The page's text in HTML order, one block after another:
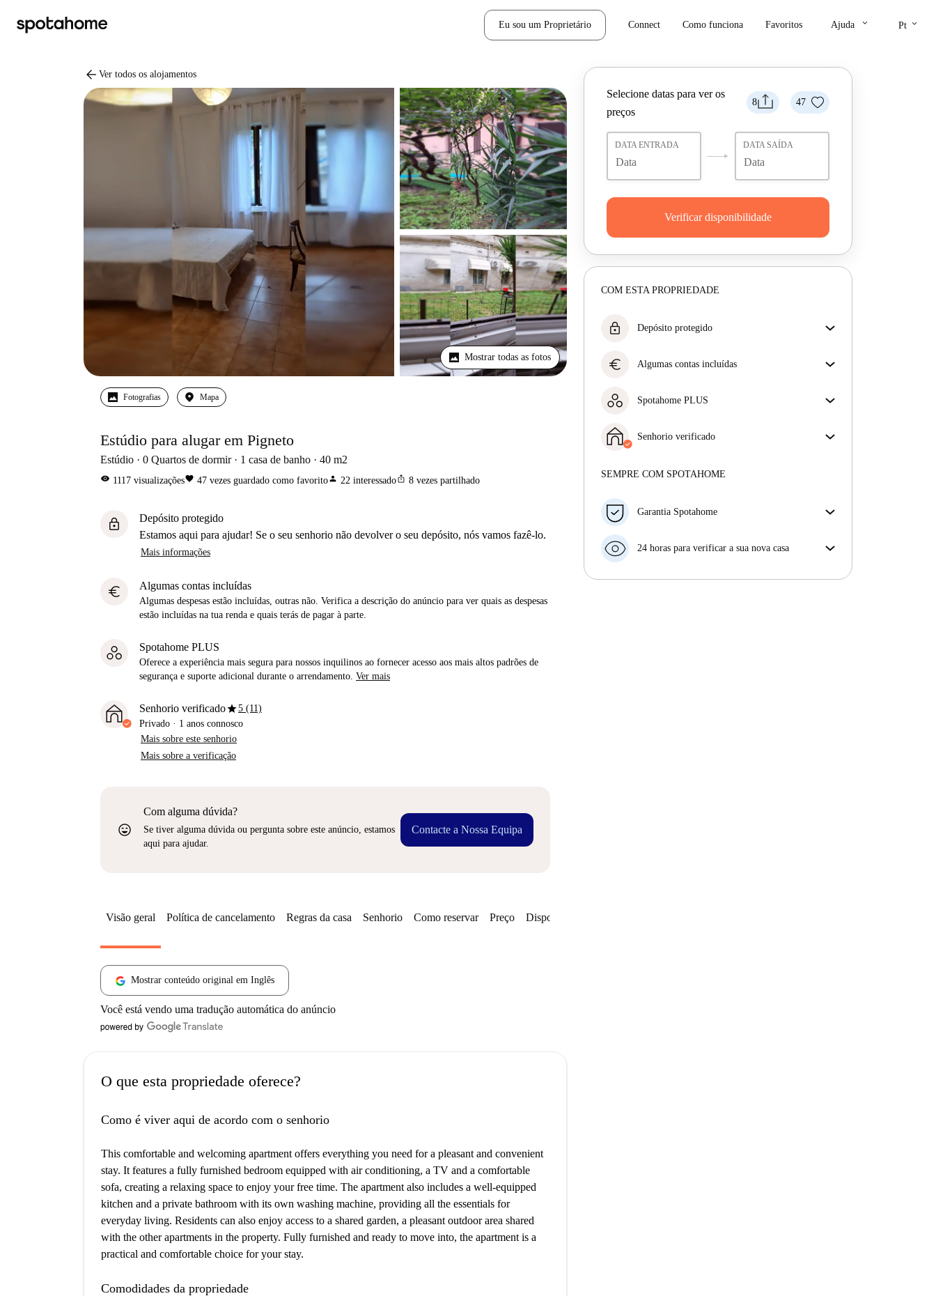
Eu sou um Proprietário Connect Como funciona Favoritos Ajuda keyboard_arrow_down Pt keyboard_arrow_down
arrow_back Ver todos os alojamentos
Mostrar todas as fotos
Fotografias Mapa
Estúdio para alugar em Pigneto
Estúdio 0 Quartos de dormir 1 casa de banho 40 m2
visibility 1117 visualizaçõesfavorite 47 vezes guardado como favoritoperson 22 interessadoios_share 8 vezes partilhado
lock
Depósito protegido
Estamos aqui para ajudar! Se o seu senhorio não devolver o seu depósito, nós vamos fazê-lo.
Mais informações
euro Algumas contas incluídas
Algumas despesas estão incluídas, outras não. Verifica a descrição do anúncio para ver quais as despesas
estão incluídas na tua renda e quais terás de pagar à parte.
Spotahome PLUS
Oferece a experiência mais segura para nossos inquilinos ao fornecer acesso aos mais altos padrões de
segurança e suporte adicional durante o arrendamento. Ver mais
Senhorio verificadostar5 (11)
Privado · 1 anos connosco
Mais sobre este senhorio
Mais sobre a verificação
sentiment_very_satisfied
Com alguma dúvida?
Se tiver alguma dúvida ou pergunta sobre este anúncio, estamos
aqui para ajudar.
Contacte a Nossa Equipa
8 47
Selecione datas para ver os
preços
DATA ENTRADA DATA SAÍDA
Verificar disponibilidade
COM ESTA PROPRIEDADE
lock Depósito protegido
devolver o seu depósito, nós vamos fazê-lo.
euro Algumas contas incluídas
Verifica a descrição do anúncio para ver quais as
Spotahome PLUS
inquilinos ao fornecer acesso aos mais altos padrões
de segurança e suporte adicional durante o
Senhorio verificado
Mais sobre este senhorio
SEMPRE COM SPOTAHOME
Garantia Spotahome
antecedência, nós iremos A) pagar um hotel e ajudá-
seu dinheiro na totalidade.
24 horas para verificar a sua nova casa
Visão geral Política de cancelamento Regras da casa Senhorio Como reservar Preço Disponibilidades
Mostrar conteúdo original em Inglês
Você está vendo uma tradução automática do anúncio
O que esta propriedade oferece?
Como é viver aqui de acordo com o senhorio
This comfortable and welcoming apartment offers everything you need for a pleasant and convenient
stay. It features a fully furnished bedroom equipped with air conditioning, a TV and a comfortable
sofa, creating a relaxing space to enjoy your free time. The apartment also includes a well-equipped
kitchen and a private bathroom with its own washing machine, providing all the essentials for
everyday living. Residents can also enjoy access to a shared garden, a pleasant outdoor area shared
with the other apartments in the property. Fully furnished and ready to move into, the apartment is a
practical and comfortable choice for your stay.
Comodidades da propriedade